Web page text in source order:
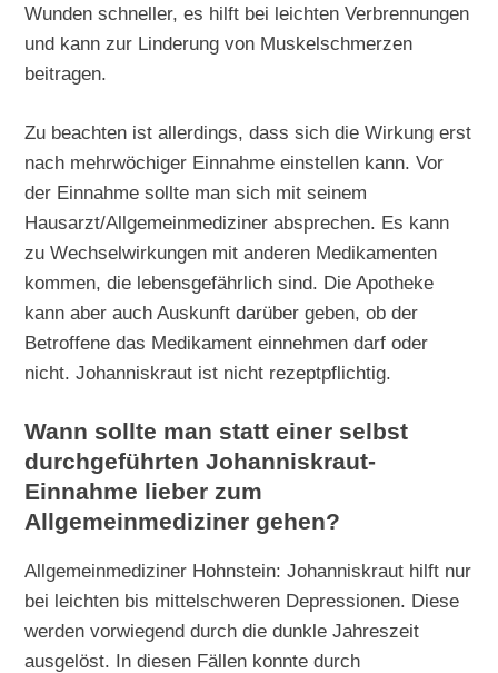
Wunden schneller, es hilft bei leichten Verbrennungen
und kann zur Linderung von Muskelschmerzen
beitragen.
Zu beachten ist allerdings, dass sich die Wirkung erst
nach mehrwöchiger Einnahme einstellen kann. Vor
der Einnahme sollte man sich mit seinem
Hausarzt/Allgemeinmediziner absprechen. Es kann
zu Wechselwirkungen mit anderen Medikamenten
kommen, die lebensgefährlich sind. Die Apotheke
kann aber auch Auskunft darüber geben, ob der
Betroffene das Medikament einnehmen darf oder
nicht. Johanniskraut ist nicht rezeptpflichtig.
Wann sollte man statt einer selbst
durchgeführten Johanniskraut-
Einnahme lieber zum
Allgemeinmediziner gehen?
Allgemeinmediziner Hohnstein: Johanniskraut hilft nur
bei leichten bis mittelschweren Depressionen. Diese
werden vorwiegend durch die dunkle Jahreszeit
ausgelöst. In diesen Fällen konnte durch